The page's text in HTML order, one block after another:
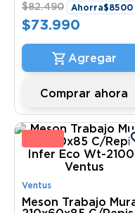
$82.490 Ahorra$8500
$73.990
Comprar ahora
Ventus
Meson Trabajo